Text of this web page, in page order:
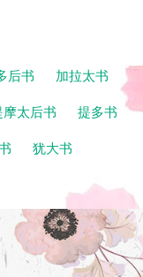
后书
加拉太书
摩太后书
提多书
犹大书